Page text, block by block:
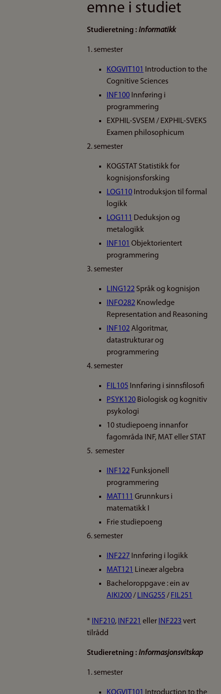
emne i studiet
Studieretning : Informatikk
1. semester
KOGVIT101
Introduction to the
Cognitive Sciences
INF100 Innføring i
programmering
EXPHIL-SVSEM / EXPHIL-SVEKS
Examen philosophicum
2. semester
KOGSTAT Statistikk for
kognisjonsforsking
LOG110 Introduksjon til formal
logikk
LOG111 Deduksjon og
metalogikk
INF101 Objektorientert
programmering
3. semester
LING122 Språk og kognisjon
INFO282 Knowledge
Representation and Reasoning
INF102Algoritmar,
datastrukturar og
programmering
4. semester
FIL105 Innføring i sinnsfilosofi
PSYK120 Biologisk og kognitiv
psykologi
10 studiepoeng innanfor
fagområda INF, MAT eller STAT
5. semester
INF122 Funksjonell
programmering
MAT111 Grunnkurs i
matematikk I
Frie studiepoeng
6. semester
INF227 Innføring i logikk
MAT121 Lineær algebra
Bacheloroppgave : ein av
AIKI200/ LING255 / FIL251
* INF210, INF221 eller INF223 vert
tilrådd
Studieretning : Informasjonsvitskap
1. semester